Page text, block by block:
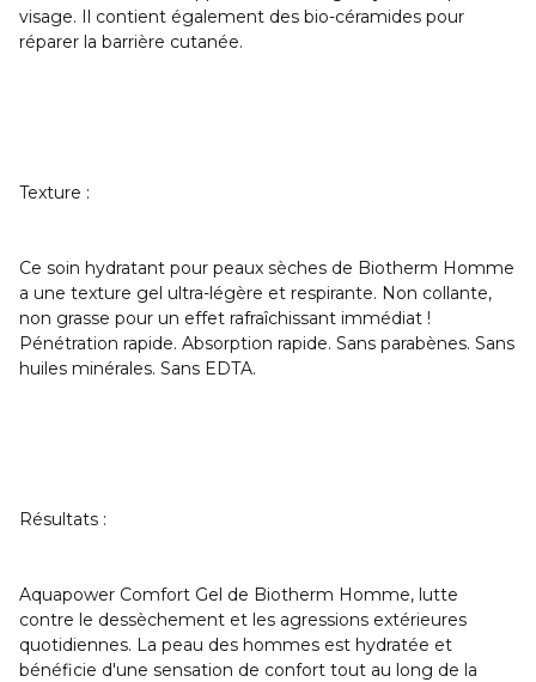
visage. Il contient également des bio-céramides pour
réparer la barrière cutanée.
Texture :
Ce soin hydratant pour peaux sèches de Biotherm Homme
a une texture gel ultra-légère et respirante. Non collante,
non grasse pour un effet rafraîchissant immédiat !
Pénétration rapide. Absorption rapide. Sans parabènes. Sans
huiles minérales. Sans EDTA.
Résultats :
Aquapower Comfort Gel de Biotherm Homme, lutte
contre le dessèchement et les agressions extérieures
quotidiennes. La peau des hommes est hydratée et
bénéficie d'une sensation de confort tout au long de la